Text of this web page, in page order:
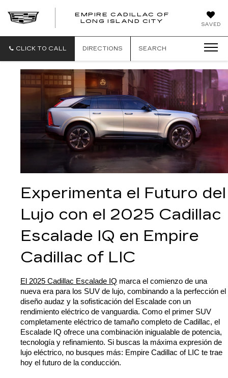
SAVED
EMPIRE CADILLAC OF
LONG ISLAND CITY
EMPIRE
OF
ISLAND
CITY
CLICK TO CALL DIRECTIONS SEARCH
Experimenta el Futuro del
Lujo con el 2025 Cadillac
Escalade IQ en Empire
Cadillac of LIC
El 2025 Cadillac Escalade IQ marca el comienzo de una
nueva era para los SUV de lujo, combinando a la perfección el
diseño audaz y la sofisticación del Escalade con un
rendimiento eléctrico de vanguardia. Como el primer SUV
completamente eléctrico de tamaño completo de Cadillac, el
Escalade IQ ofrece una combinación inigualable de potencia,
tecnología y refinamiento. Si buscas la máxima expresión de
lujo eléctrico, no busques más: Empire Cadillac of LIC te trae
hoy el futuro de la conducción.